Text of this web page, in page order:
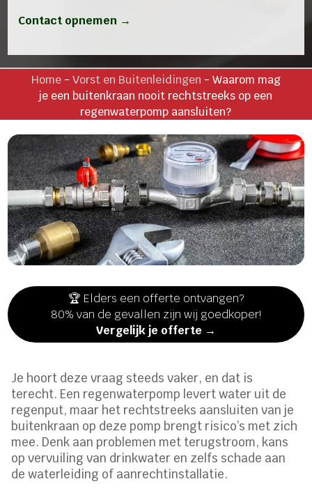
Contact opnemen →
Home- Vorst en Buitenleidingen - Waarom mag
je een buitenkraan nooit rechtstreeks op een
regenwaterpomp aansluiten?
🏆 Elders een offerte ontvangen?
80% van de gevallen zijn wij goedkoper!
Vergelijk je offerte →
Je hoort deze vraag steeds vaker, en dat is
terecht. Een regenwaterpomp levert water uit de
regenput, maar het rechtstreeks aansluiten van je
buitenkraan op deze pomp brengt risico’s met zich
mee. Denk aan problemen met terugstroom, kans
op vervuiling van drinkwater en zelfs schade aan
de waterleiding of aanrechtinstallatie.